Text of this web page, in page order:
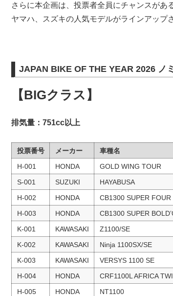
さらに本企画は、投票者全員にチャンスがあ
ヤマハ、スズキの人気モデルがラインアップ
JAPAN BIKE OF THE YEAR 2026 ノ
【BIGクラス】
排気量：751cc以上
投票番号 メーカー
車種名
H-001
HONDA
GOLD WING TOUR
S-001
SUZUKI
HAYABUSA
H-002
HONDA
CB1300 SUPER
H-003
HONDA
CB1300 SUPER
K-001
KAWASAKI
Z1100/SE
K-002
KAWASAKI
Ninja 1100SX/SE
K-003
KAWASAKI
VERSYS 1100 SE
H-004
HONDA
CRF1100L AFRICA
H-005
HONDA
NT1100